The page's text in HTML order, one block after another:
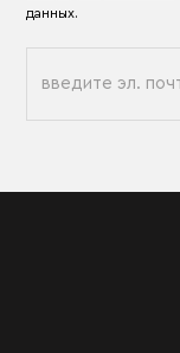
данных.